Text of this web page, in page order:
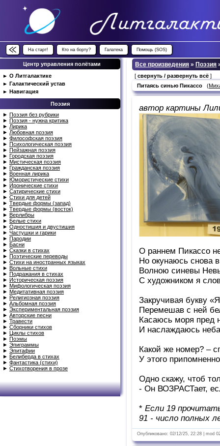
На старт! Кто на борту? Галатека Помощь (SOS)
Центр управления полётами
► О Литгалактике
► Галактический устав
► Навигация
Поэзия
► Поэзия без рубрики
► Поэзия - нужна критика
► Лирика
► Любовная поэзия
► Философская поэзия
► Психологическая поэзия
► Пейзажная поэзия
► Городская поэзия
► Мистическая поэзия
► Гражданская поэзия
► Военная лирика
► Юмористические стихи
► Иронические стихи
► Сатирические стихи
► Стихи для детей
► Твердые формы (запад)
► Твердые формы (восток)
► Верлибры
► Белые стихи
► Одностишия и двустишия
► Частушки и гарики
► Пародии
► Басни
► Сказки в стихах
► Поэтические переводы
► Стихи на иностранных языках
► Вольные стихи
► Подражания в стихах
► Историческая поэзия
► Мифологическая поэзия
► Медитативная поэзия
► Религиозная поэзия
► Альбомная поэзия
► Экспериментальная поэзия
► Авторские песни
► Травести
► Сборники стихов
►
Циклы стихов
► Поэмы
► Эпиграммы
► Эпитафии
► Белиберда в стихах
► Фантастика (стихи)
► Стихотворения в прозе
Все произведения » Поэзия
[свернуть / развернуть всё ]
Питаясь синью Пикассо (
автор картины
О раннем Пикассо
Но окунаюсь снова
Волною синевы
С художником я
Закручивая букву
Перемешав с ней
Касаюсь моря пред
И наслаждаюсь
Какой же номер? –
У этого
Одно скажу, чтоб
- Он ВОЗРАСТает,
*Если 19
91 - число полных
Опубликовано: 02/12/25, 22:28 | mod